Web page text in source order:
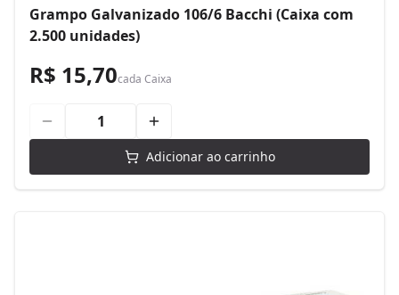
Grampo Galvanizado 106/6 Bacchi (Caixa com
2.500 unidades)
R$ 15,70cada Caixa
Adicionar ao carrinho